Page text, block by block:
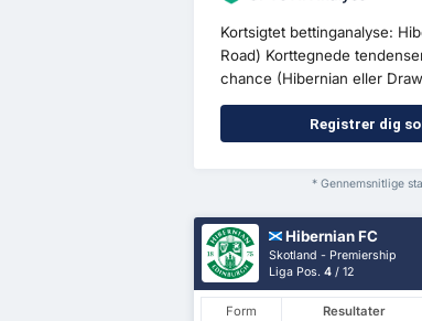
Kortsigtet bettinganalyse:
Road) Korttegnede
chance (Hibernian eller
Registrer dig
* Gennemsnitlige
Hibernian FC
Skotland - Premiership
Liga Pos.4 / 12
Form Resultater